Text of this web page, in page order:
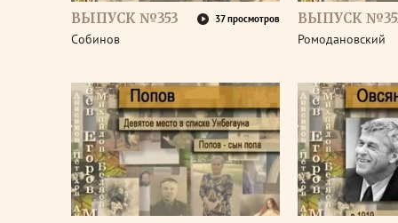
ВЫПУСК №353 37 просмотров
Собинов
ВЫПУСК
Ромодановский